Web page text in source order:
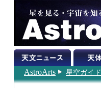
AstroArts 星空ガイド